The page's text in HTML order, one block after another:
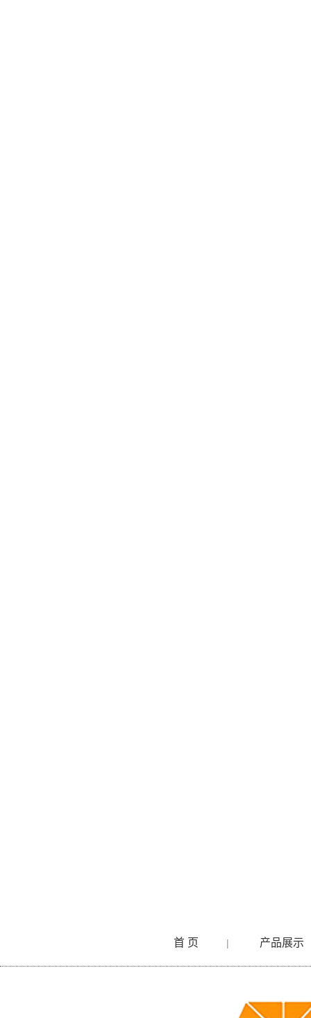
首 页 | 产品展示